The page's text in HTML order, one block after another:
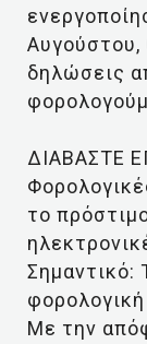
Αυγούστου,
δηλώσεις
ΔΙΑΒΑΣΤΕ
το
Σημαντικό:
Με την